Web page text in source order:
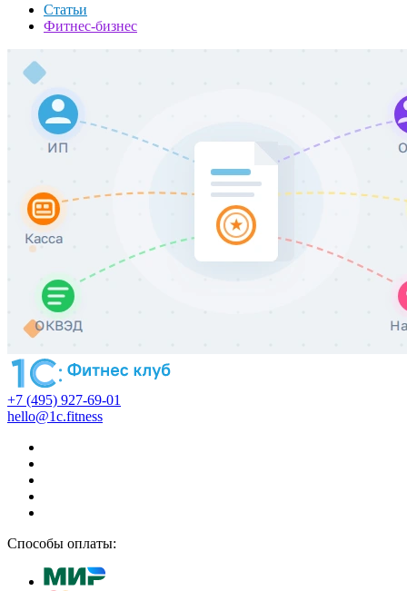
Статьи
Фитнес-бизнес
+7 (495) 927-69-01
hello@1c.fitness
Способы оплаты: